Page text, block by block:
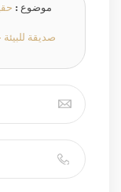
موضوع :